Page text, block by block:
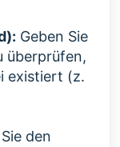
Geben Sie
überprüfen,
existiert (z.
den